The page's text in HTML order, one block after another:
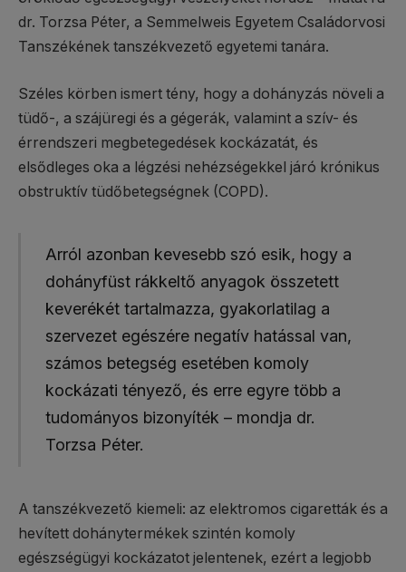
dr. Torzsa Péter, a Semmelweis Egyetem Családorvosi
Tanszékének tanszékvezető egyetemi tanára.
Széles körben ismert tény, hogy a dohányzás növeli a
tüdő-, a szájüregi és a gégerák, valamint a szív- és
érrendszeri megbetegedések kockázatát, és
elsődleges oka a légzési nehézségekkel járó krónikus
obstruktív tüdőbetegségnek (COPD).
Arról azonban kevesebb szó esik, hogy a
dohányfüst rákkeltő anyagok összetett
keverékét tartalmazza, gyakorlatilag a
szervezet egészére negatív hatással van,
számos betegség esetében komoly
kockázati tényező, és erre egyre több a
tudományos bizonyíték – mondja dr.
Torzsa Péter.
A tanszékvezető kiemeli: az elektromos cigaretták és a
hevített dohánytermékek szintén komoly
egészségügyi kockázatot jelentenek, ezért a legjobb